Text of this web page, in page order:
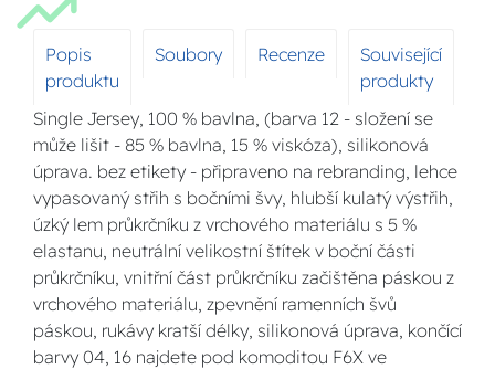
Popis
produktu
Soubory Recenze
Související
produkty
Single Jersey, 100 % bavlna, (barva 12 - složení se
může lišit - 85 % bavlna, 15 % viskóza), silikonová
úprava. bez etikety - připraveno na rebranding, lehce
vypasovaný střih s bočními švy, hlubší kulatý výstřih,
úzký lem průkrčníku z vrchového materiálu s 5 %
elastanu, neutrální velikostní štítek v boční části
průkrčníku, vnitřní část průkrčníku začištěna páskou z
vrchového materiálu, zpevnění ramenních švů
páskou, rukávy kratší délky, silikonová úprava, končící
barvy 04, 16 najdete pod komoditou F6X ve